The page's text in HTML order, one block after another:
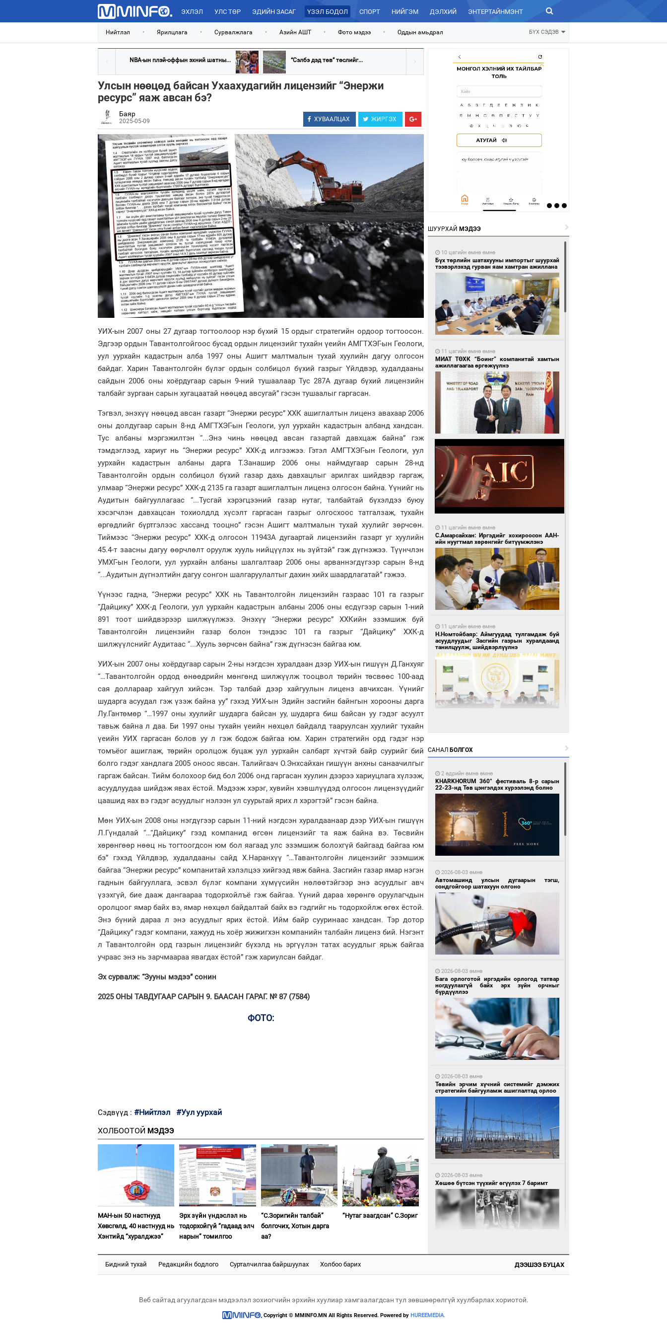
ЭХЛЭЛ УЛС ТӨР ЭДИЙН ЗАСАГ ҮЗЭЛ БОДОЛ СПОРТ НИЙГЭМ ДЭЛХИЙ ЭНТЕРТАЙНМЭНТ ЗУРХАЙ
Нийтлэл • Ярилцлага • Сурвалжлага • Азийн АШТ • Фото мэдээ • Оддын амьдрал БҮХ СЭДЭВ
NBA-ын плэй-оффын эхний шатны... “Сэлбэ дэд төв” төслийг...
Улсын нөөцөд байсан Ухаахудагийн лицензийг “Энержи
ресурс” яаж авсан бэ?
Баяр
2025-05-09 ХУВААЛЦАХ ЖИРГЭХ
УИХ-ын 2007 оны 27 дугаар тогтоолоор нэр бүхий 15 ордыг стратегийн ордоор тогтоосон.
Эдгээр ордын Тавантолгойгоос бусад ордын лицензийг тухайн үеийн АМГТХЭГ-ын Геологи,
уул уурхайн кадастрын алба 1997 оны Ашигт малтмалын тухай хуулийн дагуу олгосон
байдаг. Харин Тавантолгойн бүлэг ордын солбицол бүхий газрыг Үйлдвэр, худалдааны
сайдын 2006 оны хоёрдугаар сарын 9-ний тушаалаар Тус 287А дугаар бүхий лицензийн
талбайг зургаан сарын хугацаатай нөөцөд авсугай” гэсэн тушаалыг гаргасан.
Тэгвэл, энэхүү нөөцөд авсан газарт “Энержи ресурс” ХХК ашиглалтын лиценз авахаар 2006
оны долдугаар сарын 8-нд АМГТХЭГ-ын Геологи, уул уурхайн кадастрын албанд хандсан.
Тус албаны мэргэжилтэн “...Энэ чинь нөөцөд авсан газартай давхцаж байна” гэж
тэмдэглээд, хариуг нь “Энержи ресурс” ХХК-д илгээжээ. Гэтэл АМГТХЭГ-ын Геологи, уул
уурхайн кадастрын албаны дарга Т.Занашир 2006 оны наймдугаар сарын 28-нд
Тавантолгойн ордын солбицол бүхий газар дахь давхацлыг арилгах шийдвэр гаргаж,
улмаар “Энержи ресурс” ХХК-д 2135 га газарт ашиглалтын лиценз олгосон байна. Үүнийг нь
Аудитын байгууллагаас “...Тусгай хэрэгцээний газар нутаг, талбайтай бүхэлдээ буюу
хэсэгчлэн давхацсан тохиолдлд хүсэлт гаргасан газрыг олгосхоос татгалзаж, тухайн
өргөдлийг бүртгэлээс хассанд тооцно” гэсэн Ашигт малтмалын тухай хуулийг зөрчсөн.
Тиймээс “Энержи ресурс” ХХК-д олгосон 11943А дугаартай лицензийн газарт уг хуулийн
45.4-т заасны дагуу өөрчлөлт оруулж хууль нийцүүлэх нь зүйтэй” гэж дүгнэжээ. Түүнчлэн
УМХГ-ын Геологи, уул уурхайн албаны шалгалтаар 2006 оны арваннэгдүгээр сарын 8-нд
“...Аудитын дүгнэлтийн дагуу сонгон шалгаруулалтыг дахин хийх шаардлагатай” гэжээ.
Үүнээс гадна, “Энержи ресурс” ХХК нь Тавантолгойн лицензийн газраас 101 га газрыг
“Дайцику” ХХК-д Геологи, уул уурхайн кадастрын албаны 2006 оны есдүгээр сарын 1-ний
891 тоот шийдвэрээр шилжүүлжээ. Энэхүү “Энержи ресурс” ХХКийн эзэмшиж буй
Тавантолгойн лицензийн газар болон тэндээс 101 га газрыг “Дайцику” ХХК-д
шилжүүлснийг Аудитаас “...Хууль зөрчсөн байна” гэж дүгнэсэн байгаа юм.
УИХ-ын 2007 оны хоёрдугаар сарын 2-ны нэгдсэн хуралдаан дээр УИХ-ын гишүүн Д.Ганхуяг
“…Тавантолгойн ордод өнөөдрийн мөнгөнд шилжүүлж тооцвол төрийн төсвөөс 100-аад
сая доллараар хайгуул хийсэн. Тэр талбай дээр хайгуулын лиценз авчихсан. Үүнийг
шударга асуудал гэж үзэж байна уу” гэхэд УИХ-ын Эдийн засгийн байнгын хорооны дарга
Лу.Гантөмөр “…1997 оны хуулийг шударга байсан уу, шударга биш байсан уу гэдэг асуулт
тавьж байна л даа. Би 1997 оны тухайн үеийн нөхцөл байдалд тааруулсан хуулийг тухайн
үеийн УИХ гаргасан болов уу л гэж бодож байгаа юм. Харин стратегийн орд гэдэг нэр
томъёог ашиглаж, төрийн оролцож буцаж уул уурхайн салбарт хүчтэй байр суурийг бий
болго гэдэг хандлага 2005 оноос явсан. Талийгаач О.Энхсайхан гишүүн анхны санаачилгыг
гаргаж байсан. Тийм болохоор бид бол 2006 онд гаргасан хуулин дээрээ хариуцлага хүлээж,
асуудлуудаа шийдэж явах ёстой. Мэдээж хэрэг, хувийн хэвшлүүдэд олгосон лицензүүдийг
цаашид яах вэ гэдэг асуудлыг нэлээн ул суурьтай ярих л хэрэгтэй” гэсэн байна.
Мөн УИХ-ын 2008 оны нэгдүгээр сарын 11-ний нэгдсэн хуралдаанаар дээр УИХ-ын гишүүн
Л.Гүндалай “…“Дайцику” гээд компанид өгсөн лицензийг та яаж байна вэ. Төсвийн
хөрөнгөөр нөөц нь тогтоогдсон юм бол яагаад улс эзэмшиж болохгүй байгаад байгаа юм
бэ” гэхэд Үйлдвэр, худалдааны сайд Х.Наранхүү “…Тавантолгойн лицензийг эзэмшиж
байгаа “Энержи ресурс” компанитай хэлэлцээ хийгээд явж байна. Засгийн газар ямар нэгэн
гаднын байгууллага, эсвэл бүлэг компани хүмүүсийн нөлөөтэйгээр энэ асуудлыг авч
үзэхгүй, бие дааж дангаараа тодорхойлъё гэж байгаа. Үүний дараа хөрөнгө оруулагчдын
оролцоог ямар байх вэ, ямар нөхцөл байдалтай байх вэ гэдгийг нь тодорхойлж өгөх ёстой.
Энэ бүний дараа л энэ асуудлыг ярих ёстой. Ийм байр сууринаас хандсан. Тэр дотор
“Дайцику” гэдэг компани, хажууд нь хоёр жижигхэн компанийн талбайн лиценз бий. Нэгэнт
л Тавантолгойн орд газрын лицензийг бүхэлд нь эргүүлэн татах асуудлыг ярьж байгаа
учраас энэ нь зарчмаараа явагдах ёстой” гэж хариулсан байдаг.
Эх сурвалж: “Зууны мэдээ” сонин
2025 ОНЫ ТАВДУГААР САРЫН 9. БААСАН ГАРАГ. № 87 (7584)
ФОТО:
Сэдвүүд : #Нийтлэл
#Уул уурхай
ХОЛБООТОЙ МЭДЭЭ
МАН-ын 50 настнууд
Хөвсгөлд, 40 настнууд нь
Хэнтийд “хуралджээ”
Эрх зүйн үндэслэл нь
тодорхойгүй “гадаад элч
нарын” томилгоо
“С.Зоригийн талбай”
болгочих, Хотын дарга
аа?
“Нутаг заагдсан” С.Зориг
ШУУРХАЙ МЭДЭЭ
10 цагийн өмнө өмнө
Бүх төрлийн шатахууны импортыг шуурхай
тээвэрлэхэд гурван яам хамтран ажиллана
11 цагийн өмнө өмнө
МИАТ ТӨХК “Боинг” компанитай хамтын
ажиллагаагаа өргөжүүлнэ
11 цагийн өмнө өмнө
С.Амарсайхан: Иргэдийг хохироосон ААН-
ийн нуугтмал хөрөнгийг битүүмжлэнэ
11 цагийн өмнө өмнө
Н.Номтойбаяр: Аймгуудад тулгамдаж буй
асуудлуудыг Засгийн газрын хуралдаанд
танилцуулж, шийдвэрлүүлнэ
дугаартай автомашинтай иргэдэд шатахуун
олгоно
19 цагийн өмнө өмнө
С.Бямбацогт Зүүн Азийн эрэгтэйчүүдийн
тамирчдад амжилт хүслээ
19 цагийн өмнө өмнө
Согтуугаар тээврийн хэрэгсэл жолоодсон
95 зөрчил бүртгэгдлээ
19 цагийн өмнө өмнө
Автобензин, дизель түлшний онцгой албан
татварыг тэглэлээ
20 цагийн өмнө өмнө
Санхүүгийн хэмнэлтийн горимд эрүүл
мэндийн салбар хамаарахгүй
нээлттэй ил тод болгоно
САНАЛ БОЛГОХ
2 өдрийн өмнө өмнө
KHARKHORUM 360° фестиваль 8-р сарын
22-23-нд Төв цэнгэлдэх хүрээлэнд болно
2026-08-03 өмнө
Автомашинд улсын дугаарын тэгш,
сондгойгоор шатахуун олгоно
2026-08-03 өмнө
Бага орлоготой иргэдийн орлогод татвар
ногдуулахгүй байх эрх зүйн орчныг
бүрдүүллээ
2026-08-03 өмнө
Төвийн эрчим хүчний системийг дэмжих
стратегийн байгууламж ашиглалтад орлоо
2026-08-03 өмнө
Хөшөө бүтсэн түүхийг өгүүлэх 7 баримт
Х.Нямбаатар: Ял авсан мань луйварчин
Бидний тухай Редакцийн бодлого Сурталчилгаа байршуулах Холбоо барих ДЭЭШЭЭ БУЦАХ
Веб сайтад агуулагдсан мэдээлэл зохиогчийн эрхийн хуулиар хамгаалагдсан тул зөвшөөрөлгүй хуулбарлах хориотой.
Copyright © MMINFO.MN All Rights Reserved. Powered by HUREEMEDIA.